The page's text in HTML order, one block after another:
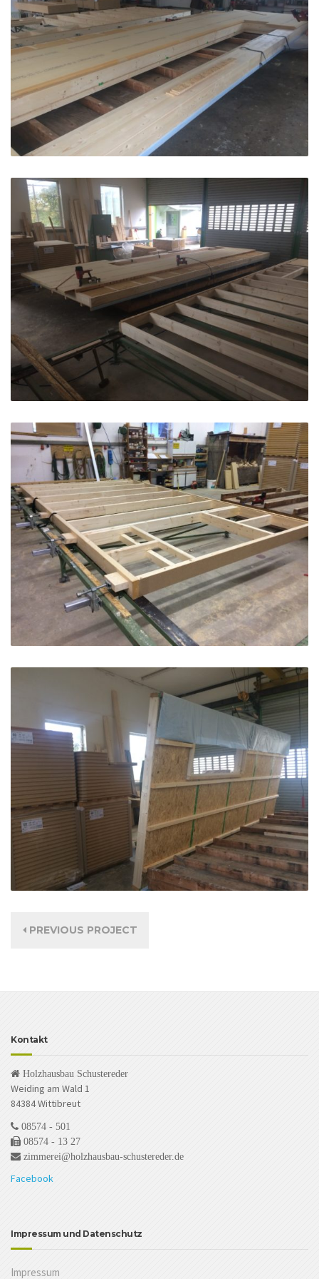
PREVIOUS PROJECT
Kontakt
Holzhausbau Schustereder
Weiding am Wald 1
84384 Wittibreut
08574 - 501
08574 - 13 27
zimmerei@holzhausbau-schustereder.de
Facebook
Impressum und Datenschutz
Impressum